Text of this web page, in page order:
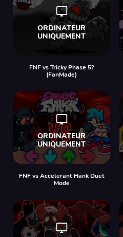
FNF vs Tricky Phase 5?
(FanMade)
FNF vs Accelerant Hank Duet
Mode